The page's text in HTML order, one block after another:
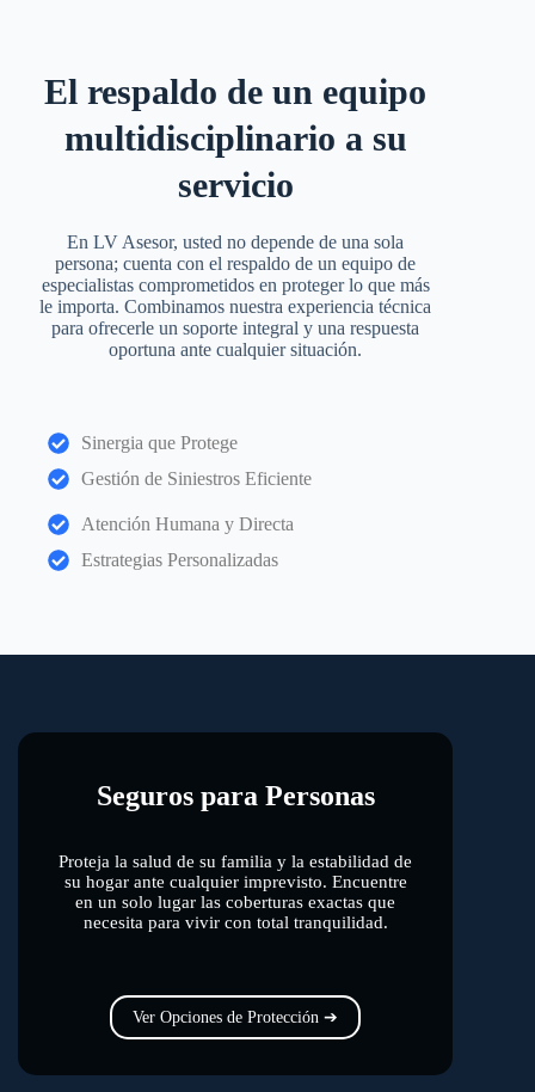
El respaldo de un equipo
multidisciplinario a su
servicio
En LV Asesor, usted no depende de una sola
persona; cuenta con el respaldo de un equipo de
especialistas comprometidos en proteger lo que más
le importa. Combinamos nuestra experiencia técnica
para ofrecerle un soporte integral y una respuesta
oportuna ante cualquier situación.
Sinergia que Protege
Gestión de Siniestros Eficiente
Atención Humana y Directa
Estrategias Personalizadas
Seguros para Personas
Proteja la salud de su familia y la estabilidad de
su hogar ante cualquier imprevisto. Encuentre
en un solo lugar las coberturas exactas que
necesita para vivir con total tranquilidad.
Ver Opciones de Protección ➔